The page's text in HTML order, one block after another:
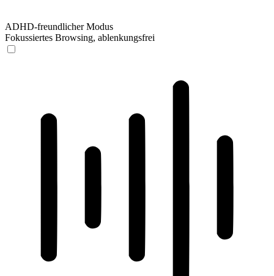
ADHD-freundlicher Modus
Fokussiertes Browsing, ablenkungsfrei